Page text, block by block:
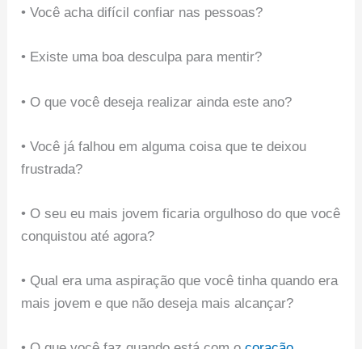
• Você acha difícil confiar nas pessoas?
• Existe uma boa desculpa para mentir?
• O que você deseja realizar ainda este ano?
• Você já falhou em alguma coisa que te deixou
frustrada?
• O seu eu mais jovem ficaria orgulhoso do que você
conquistou até agora?
• Qual era uma aspiração que você tinha quando era
mais jovem e que não deseja mais alcançar?